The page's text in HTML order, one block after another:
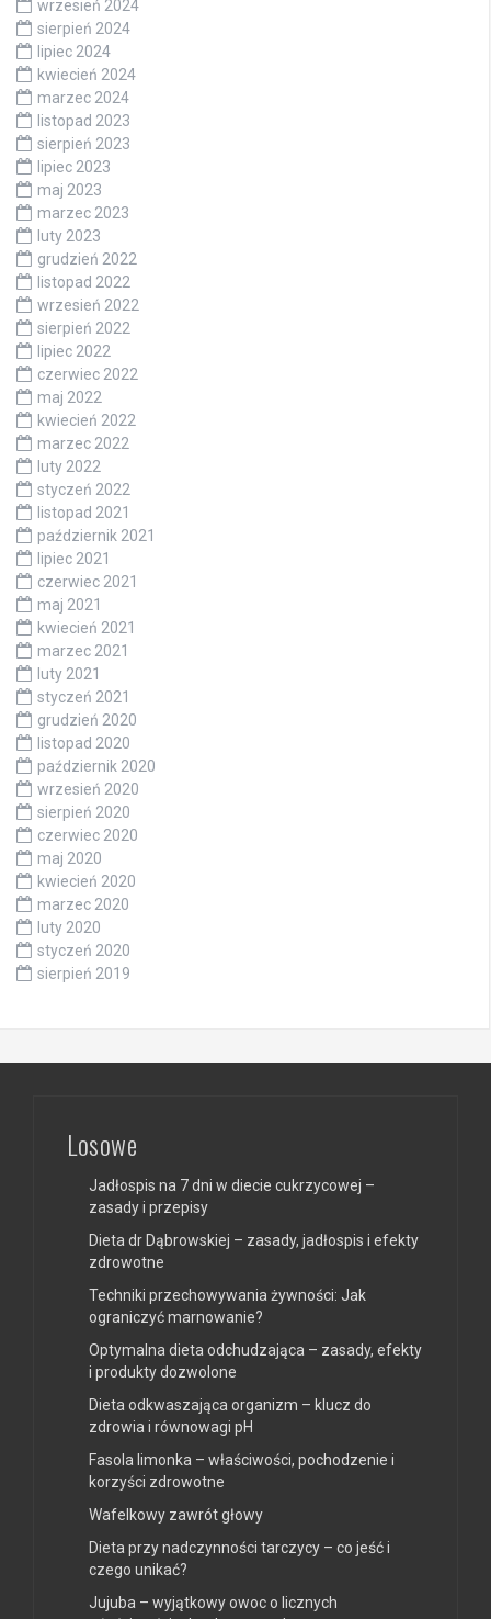
wrzesień 2024
sierpień 2024
lipiec 2024
kwiecień 2024
marzec 2024
listopad 2023
sierpień 2023
lipiec 2023
maj 2023
marzec 2023
luty 2023
grudzień 2022
listopad 2022
wrzesień 2022
sierpień 2022
lipiec 2022
czerwiec 2022
maj 2022
kwiecień 2022
marzec 2022
luty 2022
styczeń 2022
listopad 2021
październik 2021
lipiec 2021
czerwiec 2021
maj 2021
kwiecień 2021
marzec 2021
luty 2021
styczeń 2021
grudzień 2020
listopad 2020
październik 2020
wrzesień 2020
sierpień 2020
czerwiec 2020
maj 2020
kwiecień 2020
marzec 2020
luty 2020
styczeń 2020
sierpień 2019
Losowe
Jadłospis na 7 dni w diecie cukrzycowej –
zasady i przepisy
Dieta dr Dąbrowskiej – zasady, jadłospis i efekty
zdrowotne
Techniki przechowywania żywności: Jak
ograniczyć marnowanie?
Optymalna dieta odchudzająca – zasady, efekty
i produkty dozwolone
Dieta odkwaszająca organizm – klucz do
zdrowia i równowagi pH
Fasola limonka – właściwości, pochodzenie i
korzyści zdrowotne
Wafelkowy zawrót głowy
Dieta przy nadczynności tarczycy – co jeść i
czego unikać?
Jujuba – wyjątkowy owoc o licznych